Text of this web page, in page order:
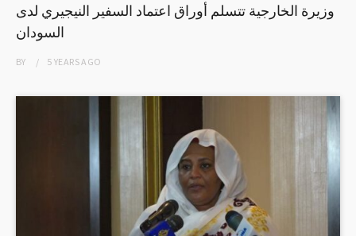
وزيرة الخارجية تتسلم أوراق اعتماد السفير النيجيري لدى
السودان
BY 5 YEARSAGO